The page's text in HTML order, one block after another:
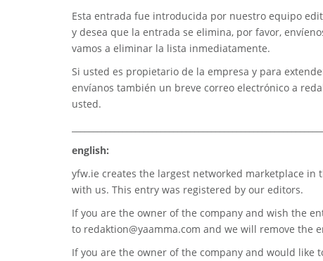
Esta entrada fue introducida por nuestro equipo
y desea que la entrada se elimina, por favor,
vamos a eliminar la lista inmediatamente.
Si usted es propietario de la empresa y para
envíanos también un breve correo electrónico a
usted.
english:
yfw.ie creates the largest networked marketplace in
with us. This entry was registered by our editors.
If you are the owner of the company and wish the
to redaktion@yaamma.com and we will remove the
If you are the owner of the company and would